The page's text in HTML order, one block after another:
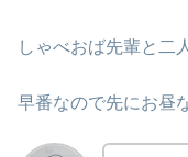
しゃべおば先輩と二
早番なので先にお昼